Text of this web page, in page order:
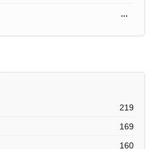
...
219
169
160